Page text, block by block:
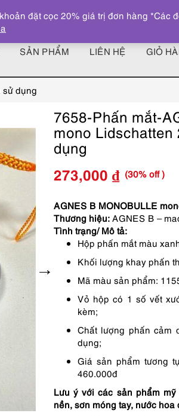
z
SẢN PHẨM LIÊN HỆ GIỎ
sử dụng
7658-Phấn mắt-
mono
dụng
Giá
gốc
là:
390,000
273,000 ₫
Giá
hiện
tại
là:
273,000
(30% off )
AGNES B MONOBULLE
Thương hiệu: AGNES B –
Tình trạng/ Mô tả:
Hộp phấn mắt màu
Khối lượng khay phấn
Mã màu sản phẩm:
Vỏ hộp có 1 số vết
kèm;
Chất lượng phấn cảm
dụng;
Giá sản phẩm tương
460.000đ
Lưu ý với các sản phẩm
nền, sơn móng tay, nước hoa
đặt cọc 20% giá trị đơn hàng *Các